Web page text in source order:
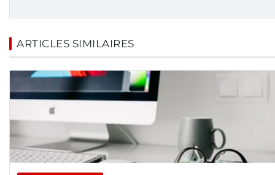
ARTICLES SIMILAIRES